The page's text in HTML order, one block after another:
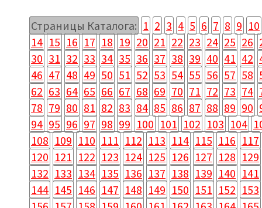
Страницы Каталога: 1 2 3 4 5 6 7 8 9 10
14 15 16 17 18 19 20 21 22 23 24 25 26
30 31 32 33 34 35 36 37 38 39 40 41 42
46 47 48 49 50 51 52 53 54 55 56 57 58
62 63 64 65 66 67 68 69 70 71 72 73 74
78 79 80 81 82 83 84 85 86 87 88 89 90
94 95 96 97 98 99 100 101 102 103 104
108 109 110 111 112 113 114 115 116 117
120 121 122 123 124 125 126 127 128 129
132 133 134 135 136 137 138 139 140 141
144 145 146 147 148 149 150 151 152 153